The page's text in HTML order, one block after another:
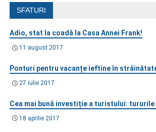
SFATURI
Adio, stat la coadă la Casa Annei Frank!
11 august 2017
Ponturi pentru vacanțe ieftine în
27 iulie 2017
Cea mai bună investiție a turistului:
18 aprilie 2017